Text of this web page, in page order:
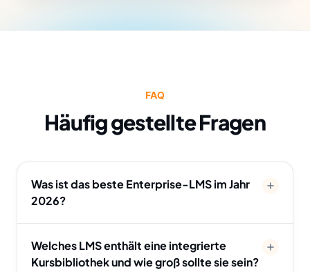
FAQ
Häufig gestellte Fragen
Was ist das beste Enterprise-LMS im Jahr
2026?
Welches LMS enthält eine integrierte
Kursbibliothek und wie groß sollte sie sein?